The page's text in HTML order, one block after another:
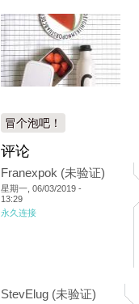
冒个泡吧！
评论
Franexpok (未验证)
星期一, 06/03/2019 -
13:29
永久连接
StevElug (未验证)